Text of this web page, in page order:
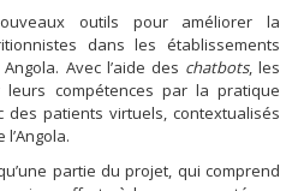
outils pour améliorer la
dans les établissements
Avec l’aide des chatbots, les
compétences par la pratique
patients virtuels, contextualisés
partie du projet, qui comprend